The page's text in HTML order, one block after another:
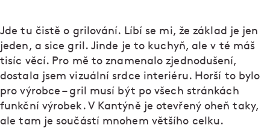
Jde tu čistě o grilování. Líbí se mi, že základ je jen
jeden, a sice gril. Jinde je to kuchyň, ale v té máš
tisíc věcí. Pro mě to znamenalo zjednodušení,
dostala jsem vizuální srdce interiéru. Horší to bylo
pro výrobce – gril musí být po všech stránkách
funkční výrobek. V Kantýně je otevřený oheň taky,
ale tam je součástí mnohem většího celku.